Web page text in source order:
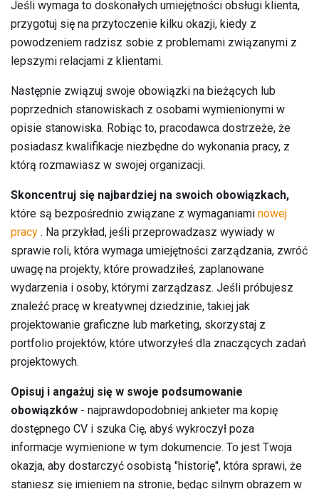
Jeśli wymaga to doskonałych umiejętności obsługi klienta,
przygotuj się na przytoczenie kilku okazji, kiedy z
powodzeniem radzisz sobie z problemami związanymi z
lepszymi relacjami z klientami.
Następnie związuj swoje obowiązki na bieżących lub
poprzednich stanowiskach z osobami wymienionymi w
opisie stanowiska. Robiąc to, pracodawca dostrzeże, że
posiadasz kwalifikacje niezbędne do wykonania pracy, z
którą rozmawiasz w swojej organizacji.
Skoncentruj się najbardziej na swoich obowiązkach,
które są bezpośrednio związane z wymaganiami nowej
pracy . Na przykład, jeśli przeprowadzasz wywiady w
sprawie roli, która wymaga umiejętności zarządzania, zwróć
uwagę na projekty, które prowadziłeś, zaplanowane
wydarzenia i osoby, którymi zarządzasz. Jeśli próbujesz
znaleźć pracę w kreatywnej dziedzinie, takiej jak
projektowanie graficzne lub marketing, skorzystaj z
portfolio projektów, które utworzyłeś dla znaczących zadań
projektowych.
Opisuj i angażuj się w swoje podsumowanie
obowiązków - najprawdopodobniej ankieter ma kopię
dostępnego CV i szuka Cię, abyś wykroczył poza
informacje wymienione w tym dokumencie. To jest Twoja
okazja, aby dostarczyć osobistą "historię", która sprawi, że
staniesz się imieniem na stronie, będąc silnym obrazem w